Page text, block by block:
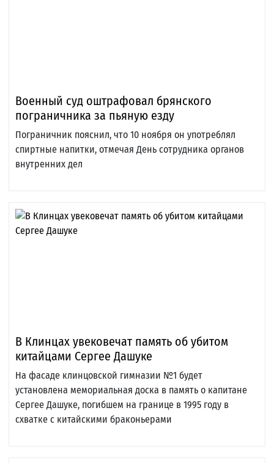
Военный суд оштрафовал брянского
пограничника за пьяную езду
Пограничник пояснил, что 10 ноября он употреблял
спиртные напитки, отмечая День сотрудника органов
внутренних дел
В Клинцах увековечат память об убитом
китайцами Сергее Дашуке
На фасаде клинцовской гимназии №1 будет
установлена мемориальная доска в память о капитане
Сергее Дашуке, погибшем на границе в 1995 году в
схватке с китайскими браконьерами